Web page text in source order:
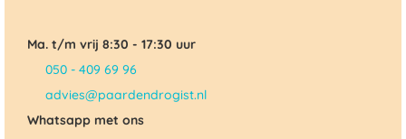
Ma. t/m vrij 8:30 - 17:30 uur
050 - 409 69 96
advies@paardendrogist.nl
Whatsapp met ons